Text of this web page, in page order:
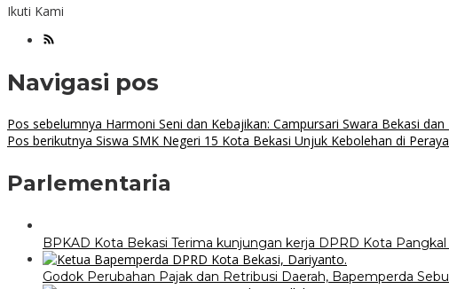
Ikuti Kami
Navigasi pos
Pos sebelumnya Harmoni Seni dan Kebajikan: Campursari Swara Bekasi dan
Pos berikutnya Siswa SMK Negeri 15 Kota Bekasi Unjuk Kebolehan di
Parlementaria
BPKAD Kota Bekasi Terima kunjungan kerja DPRD Kota
Godok Perubahan Pajak dan Retribusi Daerah, Bapemperda